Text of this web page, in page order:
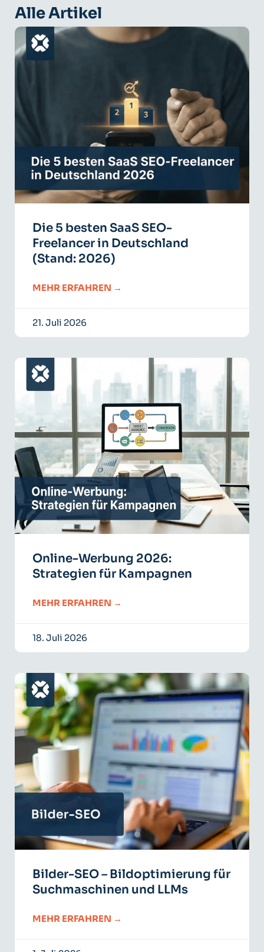
Alle Artikel
Die 5 besten SaaS SEO-
Freelancer in Deutschland
(Stand: 2026)
MEHR ERFAHREN →
21. Juli 2026
Online-Werbung 2026:
Strategien für Kampagnen
MEHR ERFAHREN →
18. Juli 2026
Bilder-SEO – Bildoptimierung für
Suchmaschinen und LLMs
MEHR ERFAHREN →